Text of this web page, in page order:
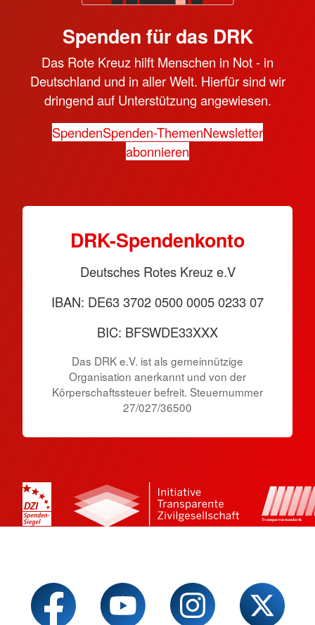
Spenden für das DRK
Das Rote Kreuz hilft Menschen in Not - in
Deutschland und in aller Welt. Hierfür sind wir
dringend auf Unterstützung angewiesen.
SpendenSpenden-ThemenNewsletter
abonnieren
DRK-Spendenkonto
Deutsches Rotes Kreuz e.V
IBAN: DE63 3702 0500 0005 0233 07
BIC: BFSWDE33XXX
Das DRK e.V. ist als gemeinnützige
Organisation anerkannt und von der
Körperschaftssteuer befreit. Steuernummer
27/027/36500